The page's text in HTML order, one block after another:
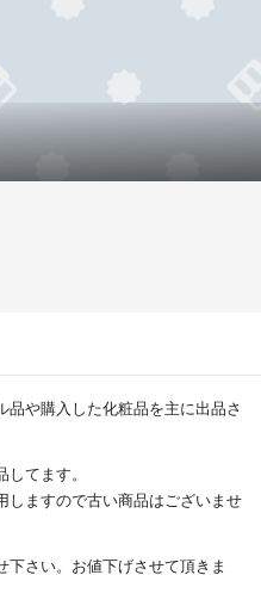
や購入した化粧品を主に出品さ
てます。
しますので古い商品はございませ
さい。お値下げさせて頂きま